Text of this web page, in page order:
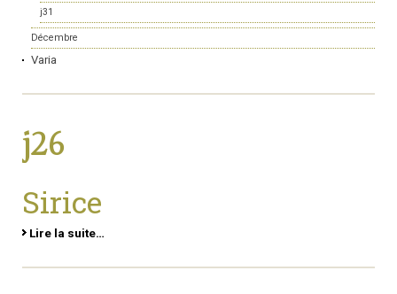
j31
Décembre
Varia
j26
Sirice
Lire la suite…